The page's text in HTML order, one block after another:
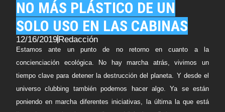
NO MÁS PLÁSTICO DE UN
SOLO USO EN LAS CABINAS
12/16/2019Redacción
Estamos ante un punto de no retorno en cuanto a la
concienciación ecológica. No hay marcha atrás, vivimos un
tiempo clave para detener la destrucción del planeta. Y desde el
universo clubbing también podemos hacer algo. Ya se están
poniendo en marcha diferentes iniciativas, la última la que está